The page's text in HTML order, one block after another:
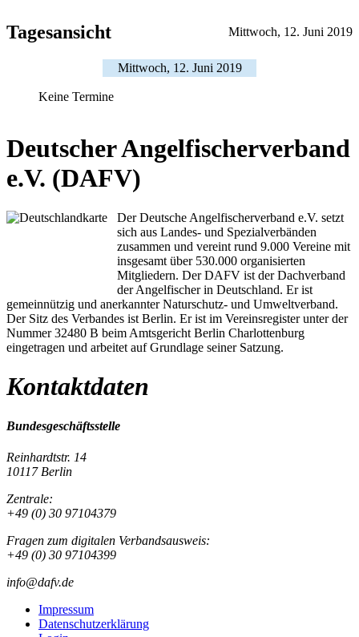
Tagesansicht Mittwoch, 12. Juni 2019
Mittwoch, 12. Juni 2019
Keine Termine
Deutscher Angelfischerverband
e.V. (DAFV)
Der Deutsche Angelfischerverband e.V. setzt
sich aus Landes- und Spezialverbänden
zusammen und vereint rund 9.000 Vereine mit
insgesamt über 530.000 organisierten
Mitgliedern. Der DAFV ist der Dachverband
der Angelfischer in Deutschland. Er ist
gemeinnützig und anerkannter Naturschutz- und Umweltverband.
Der Sitz des Verbandes ist Berlin. Er ist im Vereinsregister unter der
Nummer 32480 B beim Amtsgericht Berlin Charlottenburg
eingetragen und arbeitet auf Grundlage seiner Satzung.
Kontaktdaten
Bundesgeschäftsstelle
Reinhardtstr. 14
10117 Berlin
Zentrale:
+49 (0) 30 97104379
Fragen zum digitalen Verbandsausweis:
+49 (0) 30 97104399
info@dafv.de
Impressum
Datenschutzerklärung